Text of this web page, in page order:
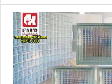
Gạch kính lấy sáng
kính Thái Lan